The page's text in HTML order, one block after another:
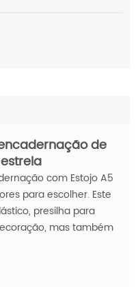
de
com Estojo A5
para escolher. Este
presilha para
mas também